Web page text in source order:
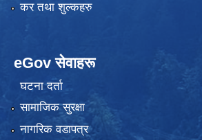
कर तथा शुल्कहरु
eGov सेवाहरू
घटना दर्ता
सामाजिक सुरक्षा
नागरिक वडापत्र